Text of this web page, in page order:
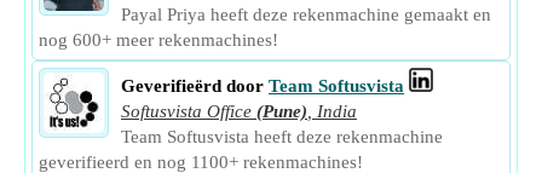
Payal Priya heeft deze rekenmachine gemaakt en
nog 600+ meer rekenmachines!
Geverifieërd door Team Softusvista
Softusvista Office (Pune)
India
Team Softusvista heeft deze rekenmachine
geverifieerd en nog 1100+ rekenmachines!